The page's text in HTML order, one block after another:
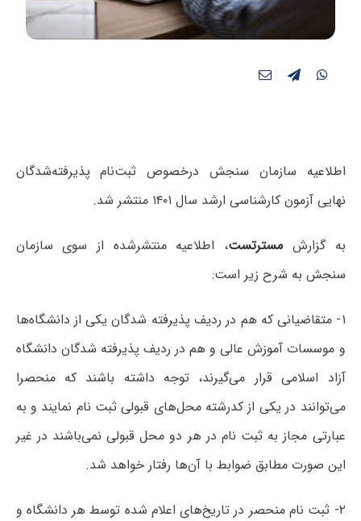
اطلاعیه‌ سازمان سنجش درخصوص ثبت‌نام پذیرفته‌‌شدگان‌
نهایی‌ آزمون‌ کارشناسی‌ ارشد سال ۱۴۰۱ منتشر شد.
به گزارش مسترتست، اطلاعیه منتشرشده از سوی سازمان
سنجش به شرح زیر است:
۱- متقاضیانی که هم در ردیف پذیرفته شدگان یکی از دانشگاه‌ها
و موسسات آموزش عالی و هم در ردیف پذیرفته شدگان دانشگاه
آزاد اسلامی قرار می‌گیرند، توجه داشته باشند که منحصرا
می‌توانند در یکی از کدرشته محل‌های قبولی ثبت نام نمایند و به
عبارتی مجاز به ثبت نام در هر دو محل قبولی نمی‌باشند در غیر
این صورت مطابق ضوابط با آن‌ها رفتار خواهد شد.
۲- ثبت نام منحصر در تاریخ‌های اعلام شده توسط هر دانشگاه و